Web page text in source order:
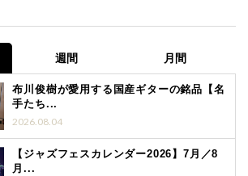
週間 月間
布川俊樹が愛用する国産ギターの銘品【名
手たち...
2026.08.04
【ジャズフェスカレンダー2026】7月／8
月...